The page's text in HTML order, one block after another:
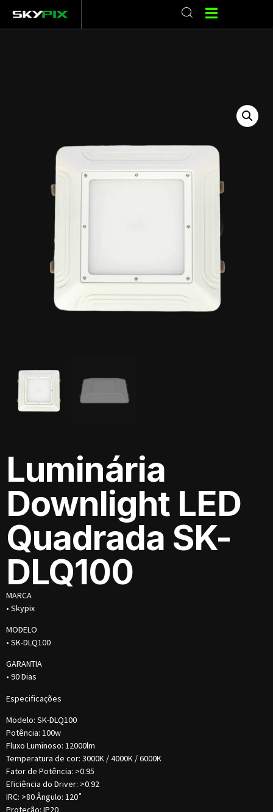
Luminária
Downlight LED
Quadrada SK-
DLQ100
MARCA
• Skypix
MODELO
• SK-DLQ100
GARANTIA
• 90 Dias
Especificações
Modelo: SK-DLQ100
Potência: 100w
Fluxo Luminoso: 12000lm
Temperatura de cor: 3000K / 4000K / 6000K
Fator de Potência: >0.95
Eficiência do Driver: >0.92
IRC: >80 Ângulo: 120˚
Proteção: IP20